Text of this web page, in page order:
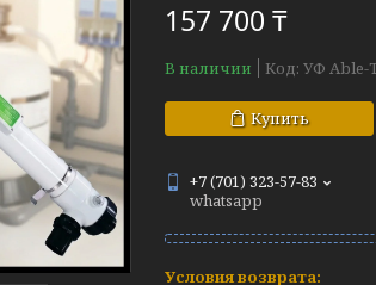
157 700 ₸
В наличии Код: УФ Able-
Купить
+7 (701) 323-57-83
whatsapp